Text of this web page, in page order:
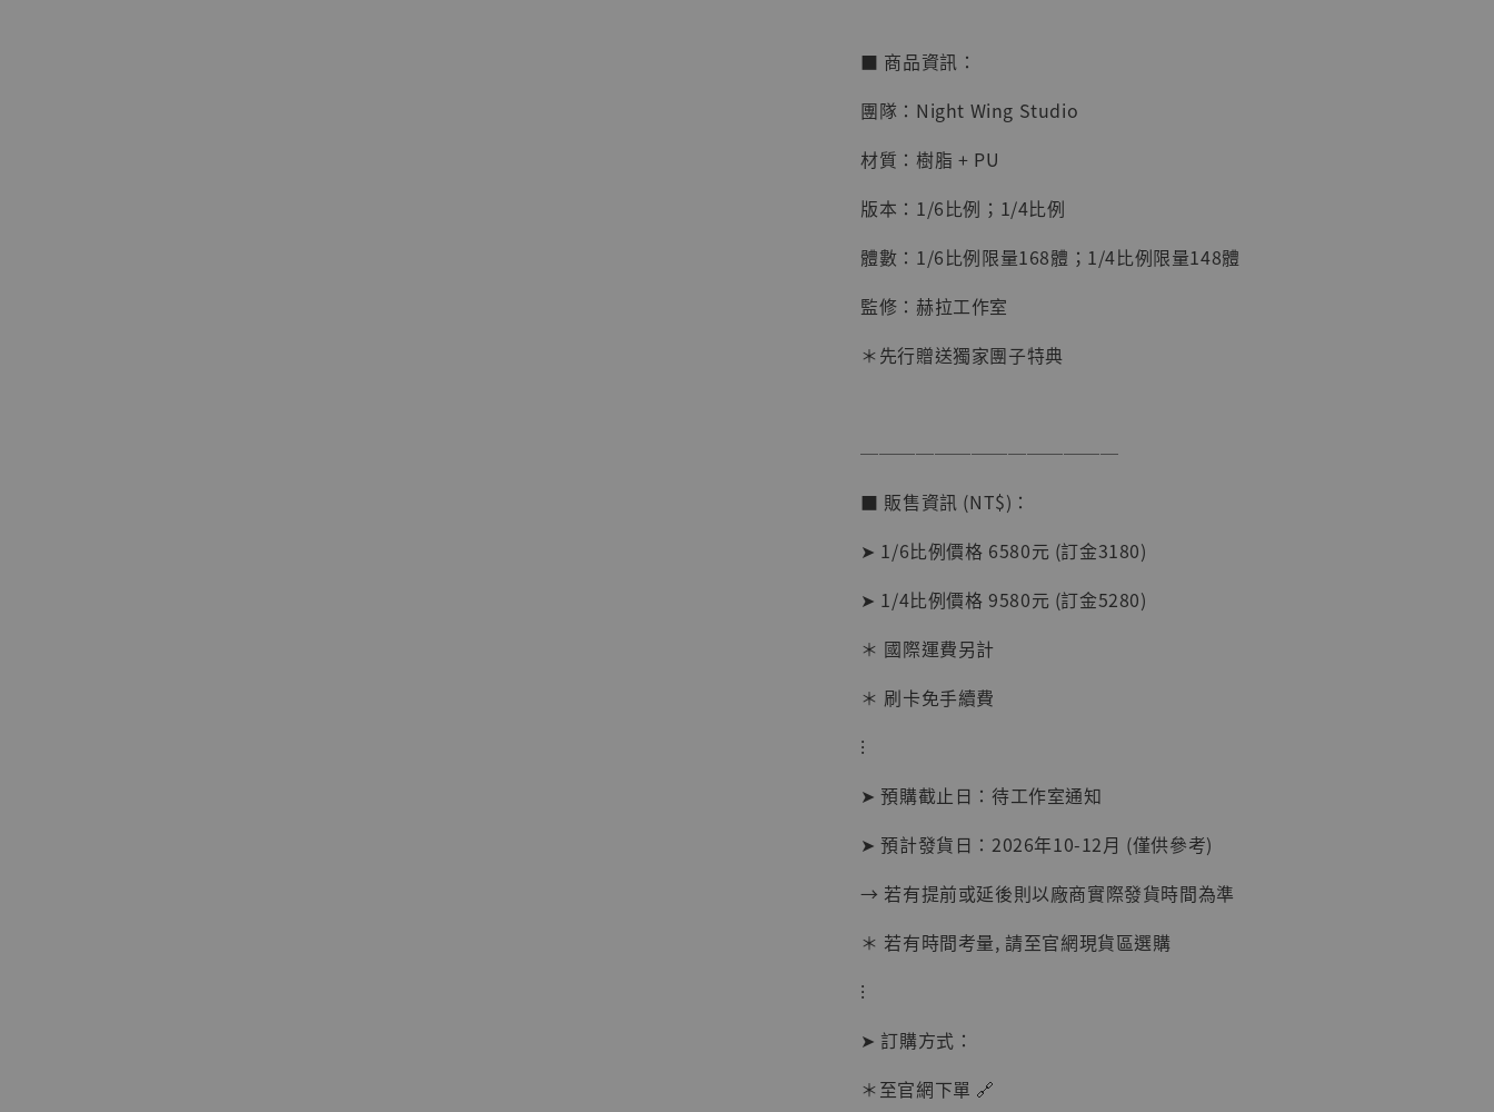
系列蒐藏雕像 布魯
克達摩 [7STARS
Studio]
NT$ 1,500
- +
加入購物車
【現貨】
BJSTUDIO 1/6系列
可動蒐藏人偶 讓子
■ 商品資訊：
團隊：Night Wing Studio
材質：樹脂 + PU
版本：1/6比例；1/4比例
體數：1/6比例限量168體；1/4比例限量148體
監修：赫拉工作室
＊先行贈送獨家團子特典
──────────────
■ 販售資訊 (NT$)：
➤ 1/6比例價格 6580元 (訂金3180)
➤ 1/4比例價格 9580元 (訂金5280)
＊ 國際運費另計
＊ 刷卡免手續費
⁝
➤ 預購截止日：待工作室通知
➤ 預計發貨日：2026年10-12月 (僅供參考)
→ 若有提前或延後則以廠商實際發貨時間為準
＊ 若有時間考量, 請至官網現貨區選購
⁝
➤ 訂購方式：
＊至官網下單 🔗